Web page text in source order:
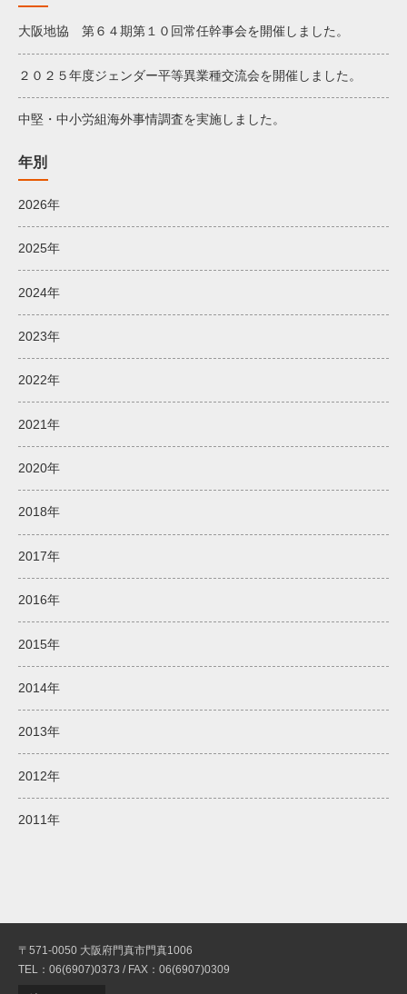
大阪地協 第６４期第１０回常任幹事会を開催しました。
２０２５年度ジェンダー平等異業種交流会を開催しました。
中堅・中小労組海外事情調査を実施しました。
年別
2026年
2025年
2024年
2023年
2022年
2021年
2020年
2018年
2017年
2016年
2015年
2014年
2013年
2012年
2011年
〒571-0050 大阪府門真市門真1006
TEL：06(6907)0373 / FAX：06(6907)0309